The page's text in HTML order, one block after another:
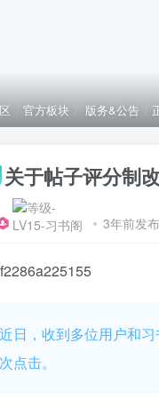
官方板块 版务&公告
关于帖子评分制
3年前发布
近日，收到多位用户和
次点击。